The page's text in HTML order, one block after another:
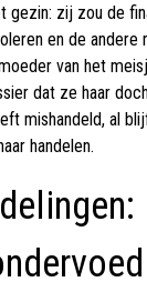
gezin: zij zou de
en de andere
van het
dat ze haar
mishandeld, al
handelen.